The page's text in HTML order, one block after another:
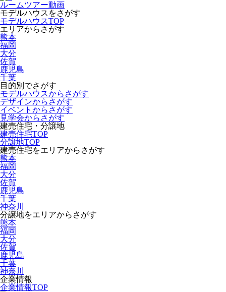
ルームツアー動画
モデルハウスをさがす
モデルハウスTOP
エリアからさがす
熊本
福岡
大分
佐賀
鹿児島
千葉
目的別でさがす
モデルハウスからさがす
デザインからさがす
イベントからさがす
見学会からさがす
建売住宅・分譲地
建売住宅TOP
分譲地TOP
建売住宅をエリアからさがす
熊本
福岡
大分
佐賀
鹿児島
千葉
神奈川
分譲地をエリアからさがす
熊本
福岡
大分
佐賀
鹿児島
千葉
神奈川
企業情報
企業情報TOP